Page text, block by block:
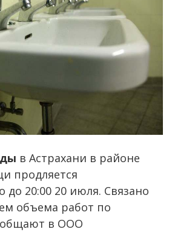
в Астрахани в районе
продляется
до 20:00 20 июля. Связано
объема работ по
в ООО